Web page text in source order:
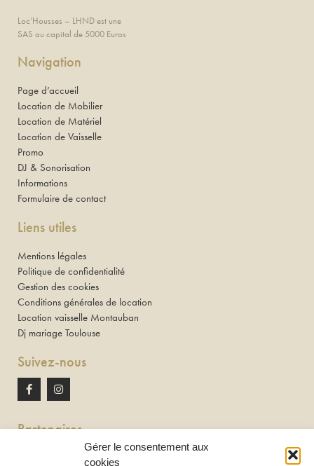
Gérer le consentement aux
cookies
Loc’Housses – LHND est une
SAS au capital de 5000 Euros
Navigation
Page d’accueil
Location de Mobilier
Location de Matériel
Location de Vaisselle
Promo
DJ & Sonorisation
Informations
Formulaire de contact
Liens utiles
Mentions légales
Politique de confidentialité
Gestion des cookies
Conditions générales de location
Location vaisselle Montauban
Dj mariage Toulouse
Suivez-nous
Partenaires
Newton discomobile